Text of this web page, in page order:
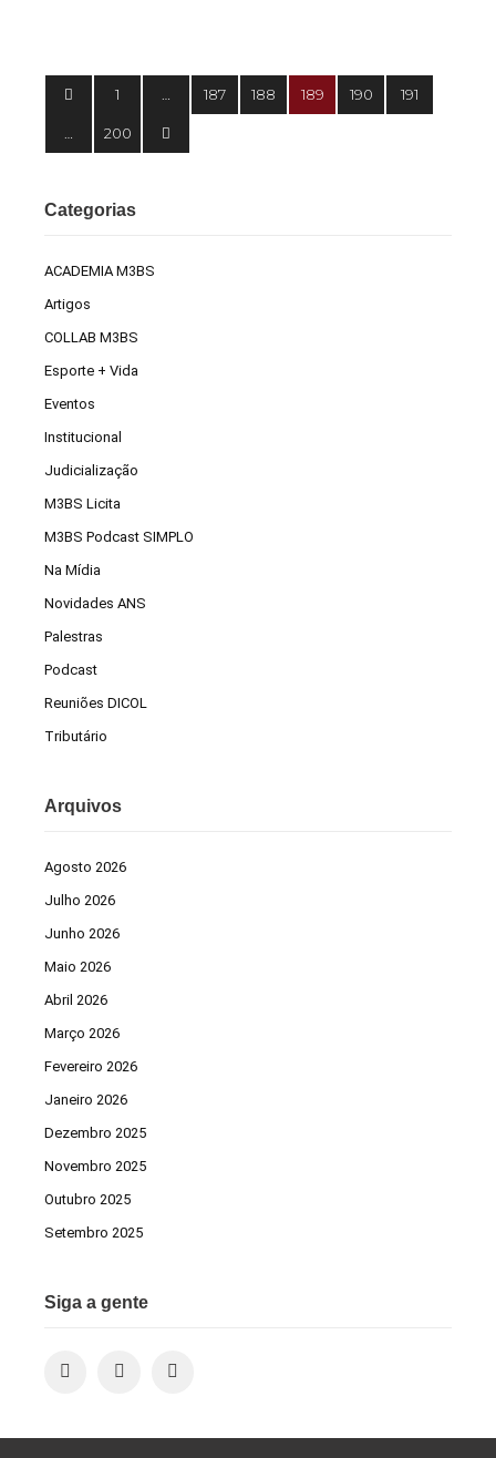
1 187 188 189 190 191
200
Categorias
ACADEMIA M3BS
Artigos
COLLAB M3BS
Esporte + Vida
Eventos
Institucional
Judicialização
M3BS Licita
M3BS Podcast SIMPLO
Na Mídia
Novidades ANS
Palestras
Podcast
Reuniões DICOL
Tributário
Arquivos
Agosto 2026
Julho 2026
Junho 2026
Maio 2026
Abril 2026
Março 2026
Fevereiro 2026
Janeiro 2026
Dezembro 2025
Novembro 2025
Outubro 2025
Setembro 2025
Siga a gente